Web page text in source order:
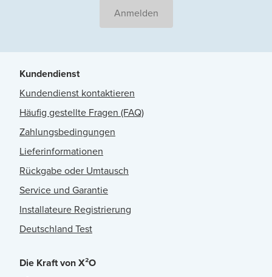
Anmelden
Kundendienst
Kundendienst kontaktieren
Häufig gestellte Fragen (FAQ)
Zahlungsbedingungen
Lieferinformationen
Rückgabe oder Umtausch
Service und Garantie
Installateure Registrierung
Deutschland Test
Die Kraft von X²O